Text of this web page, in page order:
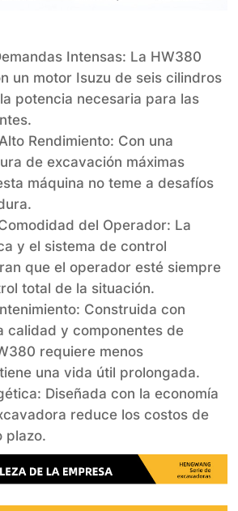
Intensas: La HW380
un motor Isuzu de seis cilindros
potencia necesaria para las
Rendimiento: Con una
de excavación máximas
máquina no teme a desafíos
del Operador: La
y el sistema de control
que el operador esté siempre
total de la situación.
Construida con
calidad y componentes de
requiere menos
una vida útil prolongada.
Diseñada con la economía
reduce los costos de
plazo.